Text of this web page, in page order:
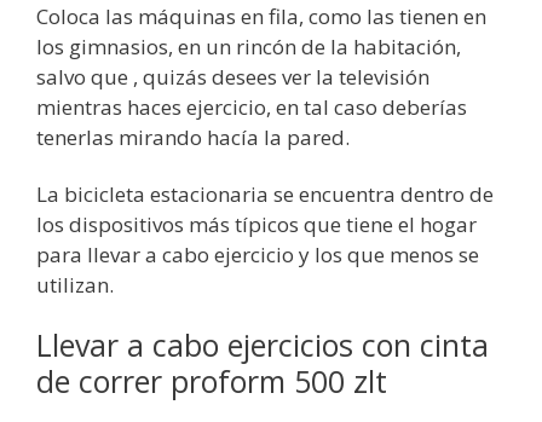
Coloca las máquinas en fila, como las tienen en
los gimnasios, en un rincón de la habitación,
salvo que , quizás desees ver la televisión
mientras haces ejercicio, en tal caso deberías
tenerlas mirando hacía la pared.
La bicicleta estacionaria se encuentra dentro de
los dispositivos más típicos que tiene el hogar
para llevar a cabo ejercicio y los que menos se
utilizan.
Llevar a cabo ejercicios con cinta
de correr proform 500 zlt